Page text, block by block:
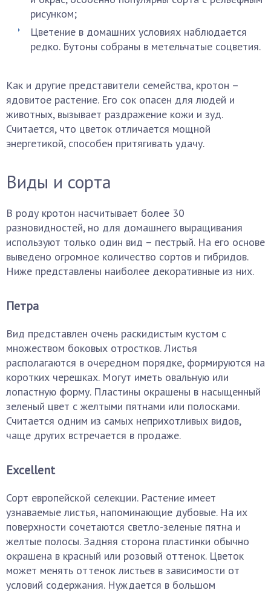
рисунком;
Цветение в домашних условиях наблюдается
редко. Бутоны собраны в метельчатые соцветия.
Как и другие представители семейства, кротон –
ядовитое растение. Его сок опасен для людей и
животных, вызывает раздражение кожи и зуд.
Считается, что цветок отличается мощной
энергетикой, способен притягивать удачу.
Виды и сорта
В роду кротон насчитывает более 30
разновидностей, но для домашнего выращивания
используют только один вид – пестрый. На его основе
выведено огромное количество сортов и гибридов.
Ниже представлены наиболее декоративные из них.
Петра
Вид представлен очень раскидистым кустом с
множеством боковых отростков. Листья
располагаются в очередном порядке, формируются на
коротких черешках. Могут иметь овальную или
лопастную форму. Пластины окрашены в насыщенный
зеленый цвет с желтыми пятнами или полосками.
Считается одним из самых неприхотливых видов,
чаще других встречается в продаже.
Excellent
Сорт европейской селекции. Растение имеет
узнаваемые листья, напоминающие дубовые. На их
поверхности сочетаются светло-зеленые пятна и
желтые полосы. Задняя сторона пластинки обычно
окрашена в красный или розовый оттенок. Цветок
может менять оттенок листьев в зависимости от
условий содержания. Нуждается в большом